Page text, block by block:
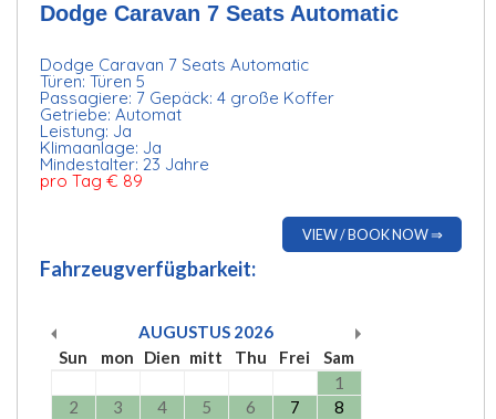
Dodge Caravan 7 Seats Automatic
Dodge Caravan 7 Seats Automatic
Türen: Türen 5
Passagiere: 7 Gepäck: 4 große Koffer
Getriebe: Automat
Leistung: Ja
Klimaanlage: Ja
Mindestalter: 23 Jahre
pro Tag € 89
VIEW / BOOK NOW ⇒
Fahrzeugverfügbarkeit:
AUGUSTUS 2026
Sun
mon Dien mitt Thu Frei
Sam
1
2
3 4 5 6 7
8